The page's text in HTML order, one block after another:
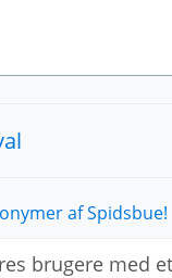
af Spidsbue!
brugere med